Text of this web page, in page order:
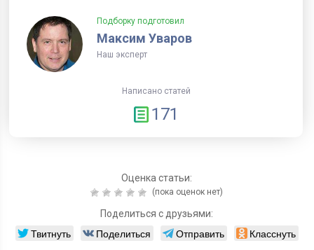
Подборку подготовил
Максим Уваров
Наш эксперт
Написано статей
171
Оценка статьи:
(пока оценок нет)
Поделиться с друзьями:
Твитнуть Поделиться Отправить Класснуть